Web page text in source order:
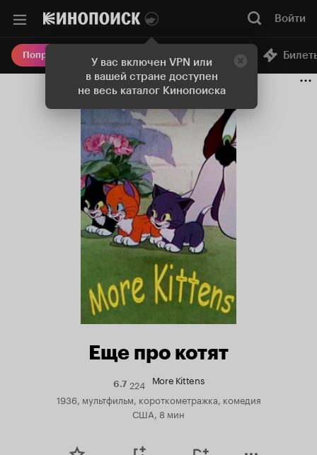
У вас включен VPN или
в вашей стране доступен
не весь каталог Кинопоиска
Войти
Попробовать Плюс Онлайн-кинотеатр
Еще про котят
6.7Рейтинг
224 More Kittens
1936, мультфильм, короткометражка, комедия
США, 8 мин